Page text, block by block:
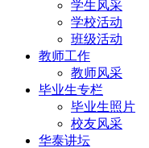
学生风采
学校活动
班级活动
教师工作
教师风采
毕业生专栏
毕业生照片
校友风采
华泰讲坛